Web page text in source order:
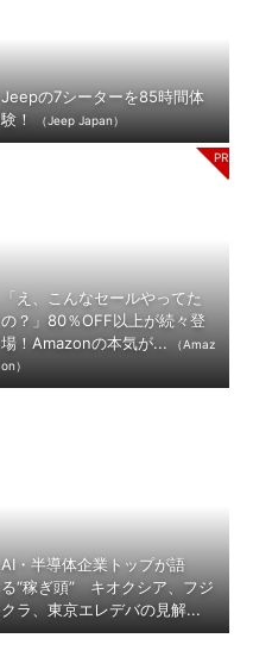
Jeepの7シーターを85時間体
験！
（Jeep Japan）
「え、こんなセールやってた
の？」80％OFF以上が続々登
場！Amazonの本気が...
（Amaz
on）
AI・半導体企業トップが語
る“稼ぎ頭” キオクシア、フジ
クラ、東京エレデバの見解...